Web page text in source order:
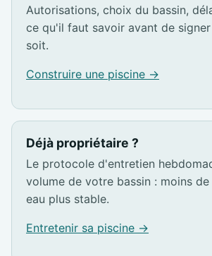
Autorisations, choix du bassin,
ce qu'il faut savoir avant de
soit.
Construire une piscine →
Déjà propriétaire ?
Le protocole d'entretien
volume de votre bassin : moins
eau plus stable.
Entretenir sa piscine →